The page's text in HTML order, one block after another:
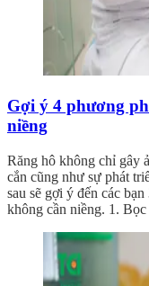
Gợi ý 4 phương
niềng
Răng hô không chỉ gây
cắn cũng như sự phát
sau sẽ gợi ý đến các
không cần niềng. 1.